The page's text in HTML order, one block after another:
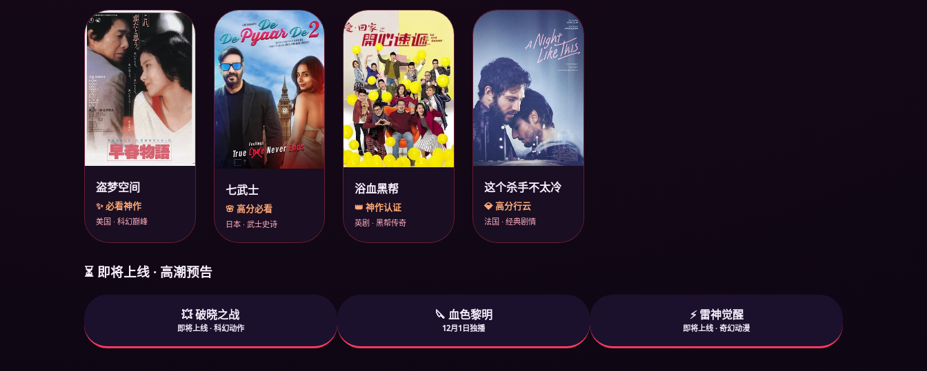
盗梦空间
✨ 必看神作
美国 · 科幻巅峰
七武士
🌸 高分必看
日本 · 武士史诗
浴血黑帮
👑 神作认证
英剧 · 黑帮传奇
这个杀手不太冷
💎 高分行云
法国 · 经典剧情
⏳ 即将上线 · 高潮预告
💥 破晓之战
即将上线 · 科幻动作
🔪 血色黎明
12月1日独播
⚡ 雷神觉醒
即将上线 · 奇幻动漫